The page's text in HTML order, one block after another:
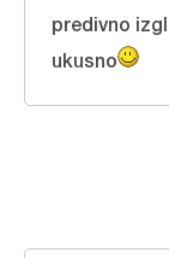
predivno
ukusno